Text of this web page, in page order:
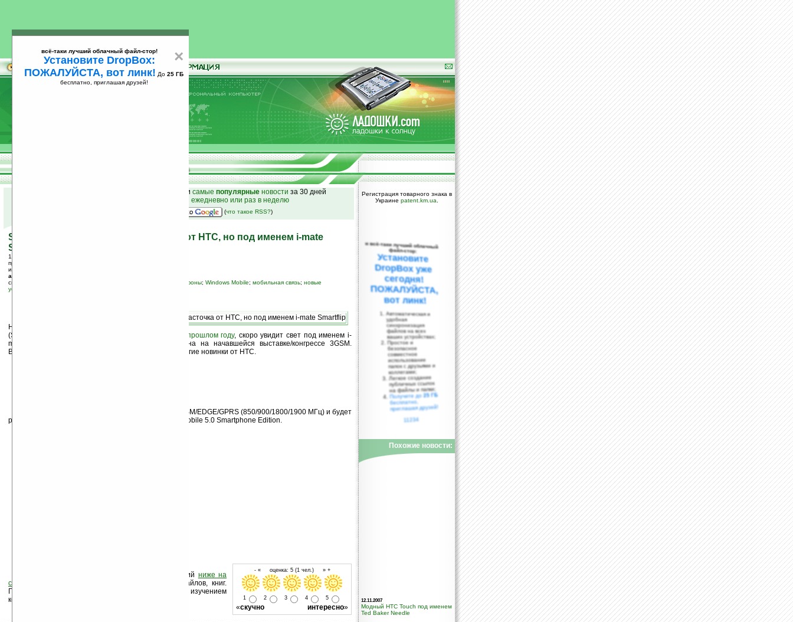
25
и самые популярные новости за 30 дней
на email ежедневно или раз в неделю
(что такое RSS?)
Star Trek (STRTrk) — первая ласточка от HTC, но под именем i-mate
Smartflip
13.02.2006 18:12
просмотров: сегодня 1, всего 3828
источник:
автор новости:
связанные темы:
Pocket PC Phone Edition, покетофоны; Windows Mobile; мобильная связь; новые
устройства
HTC Star Trek
(STRTrk), информация о котором появилась еще в
прошлом году, скоро увидит свет под именем i-
mate Smartflip. Новинка должна быть представлена на начавшейся выставке/конгрессе 3GSM.
Возможно, на этой же выставке будут показаны и другие новинки от HTC.
Напомним, что HTC Star Trek поддерживает GSM/EDGE/GPRS (850/900/1800/1900 МГц) и будет
работать, скорее всего, под управлением Windows Mobile 5.0 Smartphone Edition.
- « оценка: 5 (1 чел.) » +
1 2 3 4 5
«скучно интересно»
Оцените новость и оставьте свой комментарий ниже на
странице
на рассылку новостей, файлов, книг.
Поддержите Ладошки своей посещаемостью, изучением
коммерческой информации, ссылками.
Регистрация товарного знака в
Украине patent.km.ua
×
всё-таки лучший облачный файл-стор!
Установите DropBox:
ПОЖАЛУЙСТА, вот линк! До 25 ГБ
бесплатно, приглашая друзей!
и всё-таки лучший облачный
файл-стор:
Установите
DropBox уже
сегодня!
ПОЖАЛУЙСТА,
вот линк!
Автоматическая и
удобная
синхронизация
файлов на всех
ваших устройствах;
Простое и
безопасное
совместное
использование
папок с друзьями и
коллегами;
Легкое создание
публичных ссылок
на файлы и папки;
Получите до25 ГБ
бесплатно,
приглашая друзей!
11234
Похожие новости:
12.11.2007
Модный HTC Touch под именем
Ted Baker Needle